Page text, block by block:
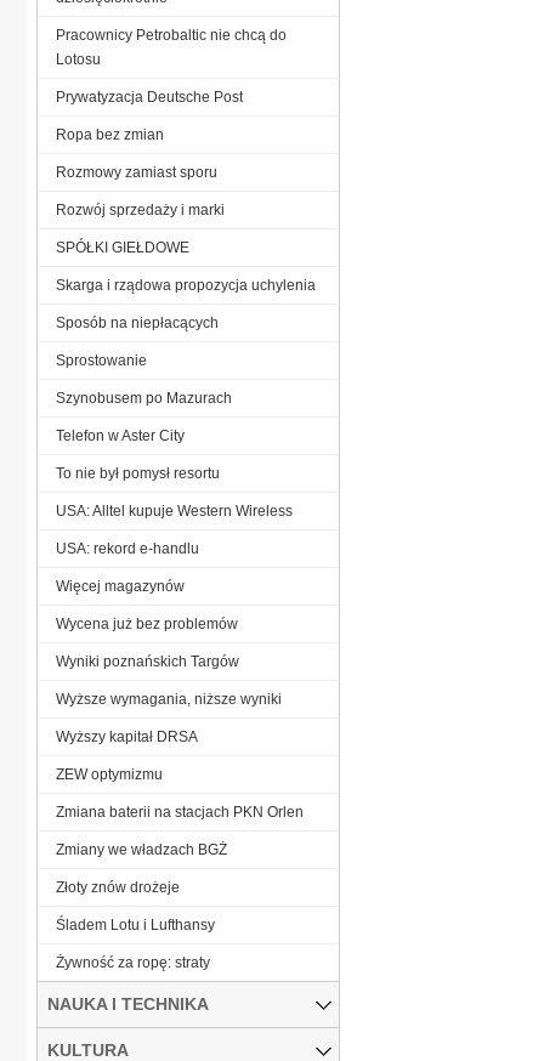
Pracownicy Petrobaltic nie chcą do
Lotosu
Prywatyzacja Deutsche Post
Ropa bez zmian
Rozmowy zamiast sporu
Rozwój sprzedaży i marki
SPÓŁKI GIEŁDOWE
Skarga i rządowa propozycja uchylenia
Sposób na niepłacących
Sprostowanie
Szynobusem po Mazurach
Telefon w Aster City
To nie był pomysł resortu
USA: Alltel kupuje Western Wireless
USA: rekord e-handlu
Więcej magazynów
Wycena już bez problemów
Wyniki poznańskich Targów
Wyższe wymagania, niższe wyniki
Wyższy kapitał DRSA
ZEW optymizmu
Zmiana baterii na stacjach PKN Orlen
Zmiany we władzach BGŻ
Złoty znów drożeje
Śladem Lotu i Lufthansy
Żywność za ropę: straty
NAUKA I TECHNIKA
KULTURA